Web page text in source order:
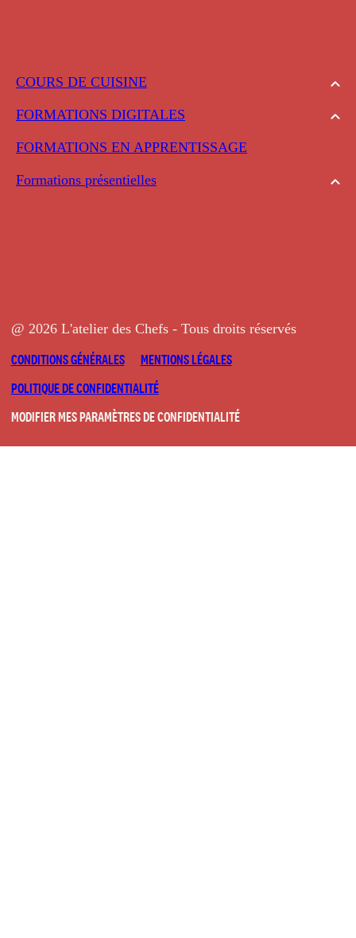
COURS DE CUISINE
FORMATIONS DIGITALES
FORMATIONS EN APPRENTISSAGE
Formations présentielles
@ 2026 L'atelier des Chefs - Tous droits réservés
CONDITIONS GÉNÉRALES
MENTIONS LÉGALES
POLITIQUE DE CONFIDENTIALITÉ
MODIFIER MES PARAMÈTRES DE CONFIDENTIALITÉ